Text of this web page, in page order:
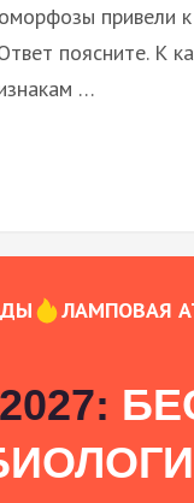
привели
поясните. К
…
ЛАМПОВАЯ